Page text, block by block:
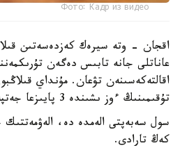
Фото: Кадр из видео
اقجان - وتە سيرەك كەزدەسەتىن
عاناتلى جانە تابىس دەگەن
اقالتەكەسىنەن تۋعان. مۇنداي
تۇقىمىنىڭ ءوز ىشىندە 3 پايىزعا جەتپەيدى.
سول سەبەپتى الەمدە دە،
كەڭ تارادى.